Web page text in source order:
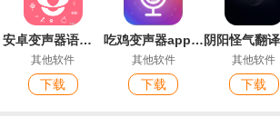
安卓变声器语音包
其他软件
下载
吃鸡变声器app官方版
其他软件
下载
其他软件
下载